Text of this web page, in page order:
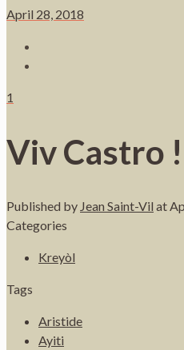
April 28, 2018
1
Viv Castro
Published by Jean Saint-Vil at
Categories
Kreyòl
Tags
Aristide
Ayiti